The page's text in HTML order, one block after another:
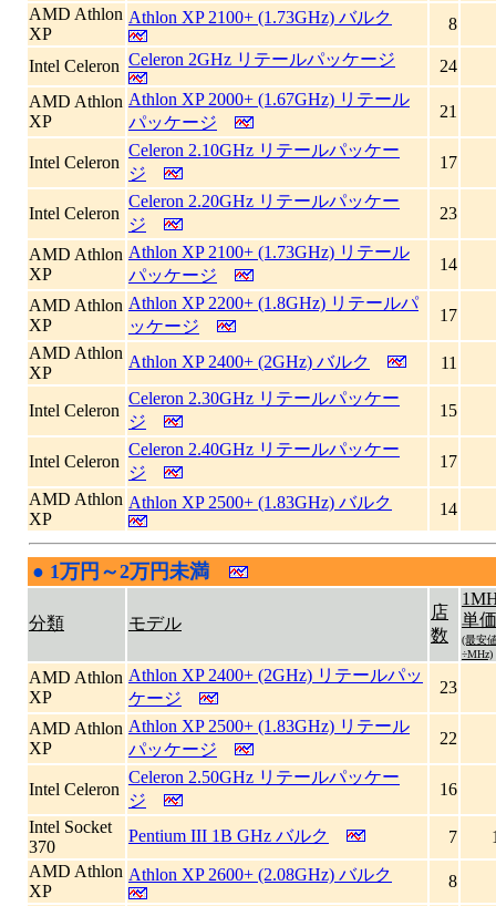
AMD Athlon
XP
Athlon XP 2100+ (1.73GHz) バルク 8
Intel Celeron Celeron 2GHz リテールパッケージ
24
AMD Athlon
XP
Athlon XP 2000+ (1.67GHz) リテール
パッケージ
21
Intel Celeron
Celeron 2.10GHz リテールパッケー
ジ
17
Intel Celeron
Celeron 2.20GHz リテールパッケー
ジ
23
AMD Athlon
XP
Athlon XP 2100+ (1.73GHz) リテール
パッケージ
14
AMD Athlon
XP
Athlon XP 2200+ (1.8GHz) リテールパ
ッケージ
17
AMD Athlon
XP
Athlon XP 2400+ (2GHz) バルク 11
Intel Celeron
Celeron 2.30GHz リテールパッケー
ジ
15
Intel Celeron
Celeron 2.40GHz リテールパッケー
ジ
17
AMD Athlon
XP
Athlon XP 2500+ (1.83GHz) バルク 14
● 1万円～2万円未満
分類 モデル
店
数
単価
(最安
÷MHz)
AMD Athlon
XP
Athlon XP 2400+ (2GHz) リテールパッ
ケージ
23
AMD Athlon
XP
Athlon XP 2500+ (1.83GHz) リテール
パッケージ
22
Intel Celeron
Celeron 2.50GHz リテールパッケー
ジ
16
Intel Socket
370
Pentium III 1B GHz バルク 7
AMD Athlon
XP
Athlon XP 2600+ (2.08GHz) バルク
8